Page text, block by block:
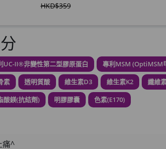
HKD$359
HKD$99
草姬 調經緊緻寶(27年2月到期)
此商品最多可加購1件
HKD$169
UC-II®非變性第二型膠原蛋白 專利MSM (OptiMSM
素
透明質酸 維生素D3 維生素K2 纖維
酸鎂(抗結劑)
明膠膠囊 色素(E170)
痛^